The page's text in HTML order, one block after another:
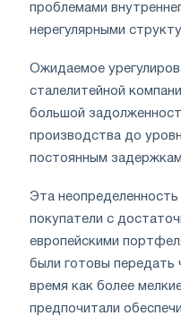
проблемами
нерегулярными
Ожидаемое
сталелитейной
большой
производства до
постоянным задержкам
Эта неопределенность
покупатели с
европейскими
были готовы передать
время как более
предпочитали